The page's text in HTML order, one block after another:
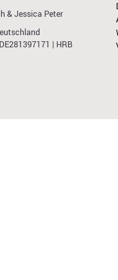
& Jessica Peter
| HRB